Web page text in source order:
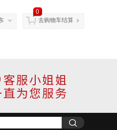
0
去购物车结算